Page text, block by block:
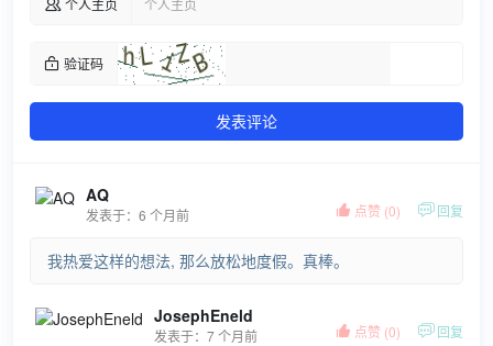

 验证码
发表评论
AQ
发表于：6 个月前
我热爱这样的想法, 那么放松地度假。真棒。
 点赞 (0) 回复
JosephEneld
发表于：7 个月前  点赞 (0) 回复